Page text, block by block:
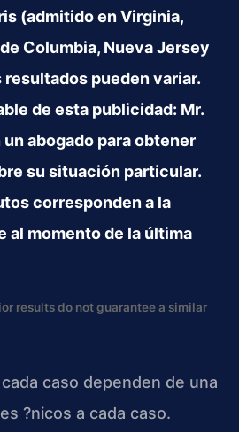
(admitido en Virginia,
Columbia, Nueva Jersey
resultados pueden variar.
de esta publicidad: Mr.
abogado para obtener
su situación particular.
corresponden a la
al momento de la última
results do not guarantee a similar
caso dependen de una
?nicos a cada caso.